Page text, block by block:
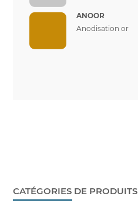
ANOOR
Anodisation or
CATÉGORIES DE PRODUITS